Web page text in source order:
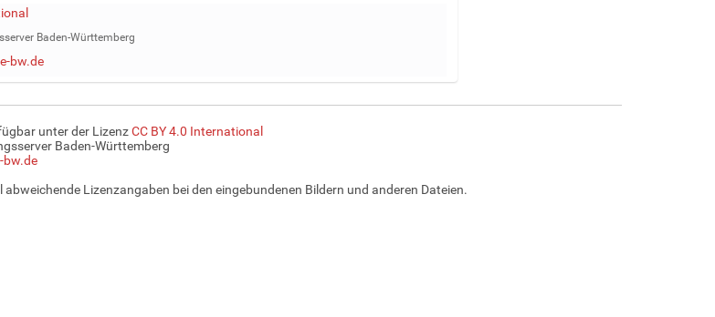
Baden-Württemberg
bw.de
unter der LizenzCC BY 4.0 International
Baden-Württemberg
abweichende Lizenzangaben bei den eingebundenen Bildern und anderen Dateien.